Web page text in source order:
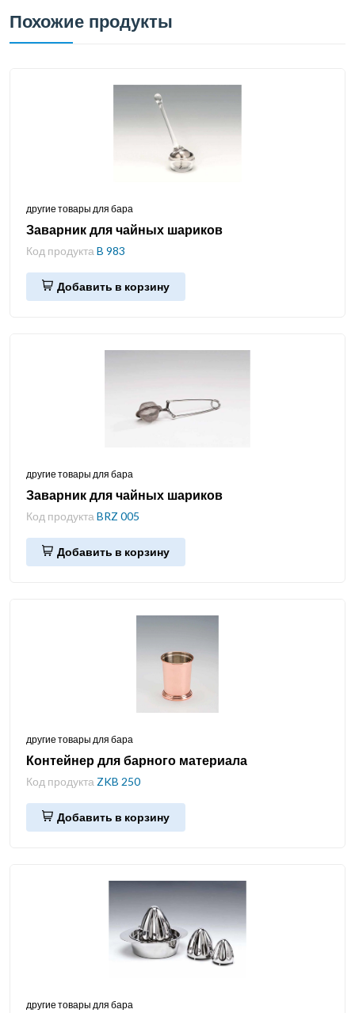
Похожие продукты
другие товары для бара
Заварник для чайных шариков
Код продукта B 983
Добавить в корзину
другие товары для бара
Заварник для чайных шариков
Код продукта BRZ 005
Добавить в корзину
другие товары для бара
Контейнер для барного материала
Код продукта ZKB 250
Добавить в корзину
другие товары для бара